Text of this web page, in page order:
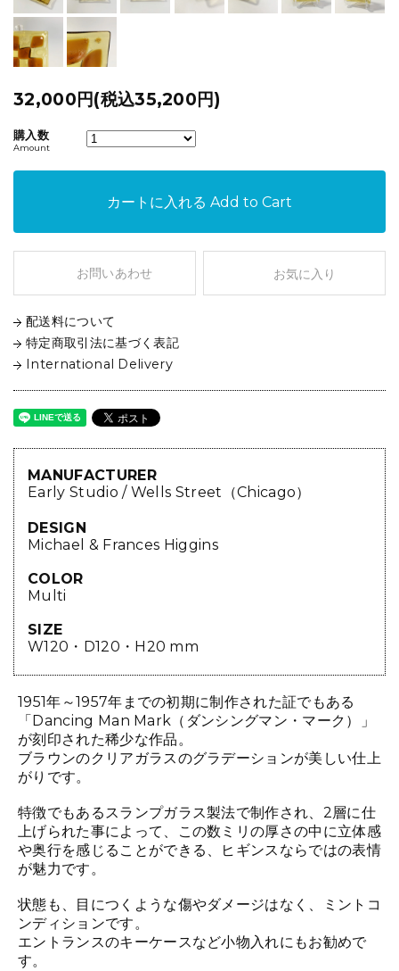
32,000円(税込35,200円)
購入数
Amount
カートに入れる Add to Cart
お問いあわせ お気に入り
配送料について
特定商取引法に基づく表記
International Delivery
MANUFACTURER
Early Studio / Wells Street（Chicago）
DESIGN
Michael & Frances Higgins
COLOR
Multi
SIZE
W120・D120・H20 mm
1951年～1957年までの初期に制作された証でもある
「Dancing Man Mark（ダンシングマン・マーク）」
が刻印された稀少な作品。
ブラウンのクリアガラスのグラデーションが美しい仕上
がりです。
特徴でもあるスランプガラス製法で制作され、2層に仕
上げられた事によって、この数ミリの厚さの中に立体感
や奥行を感じることができる、ヒギンスならではの表情
が魅力です。
状態も、目につくような傷やダメージはなく、ミントコ
ンディションです。
エントランスのキーケースなど小物入れにもお勧めで
す。